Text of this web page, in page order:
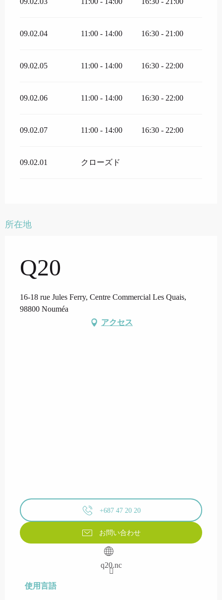
09.02.04 11:00 - 14:00 16:30 - 21:00
09.02.05 11:00 - 14:00 16:30 - 22:00
09.02.06 11:00 - 14:00 16:30 - 22:00
09.02.07 11:00 - 14:00 16:30 - 22:00
09.02.01 クローズド
所在地
Q20
16-18 rue Jules Ferry, Centre Commercial Les Quais,
98800 Nouméa
アクセス
+687 47 20 20
お問い合わせ
q20.nc
使用言語
使用言語